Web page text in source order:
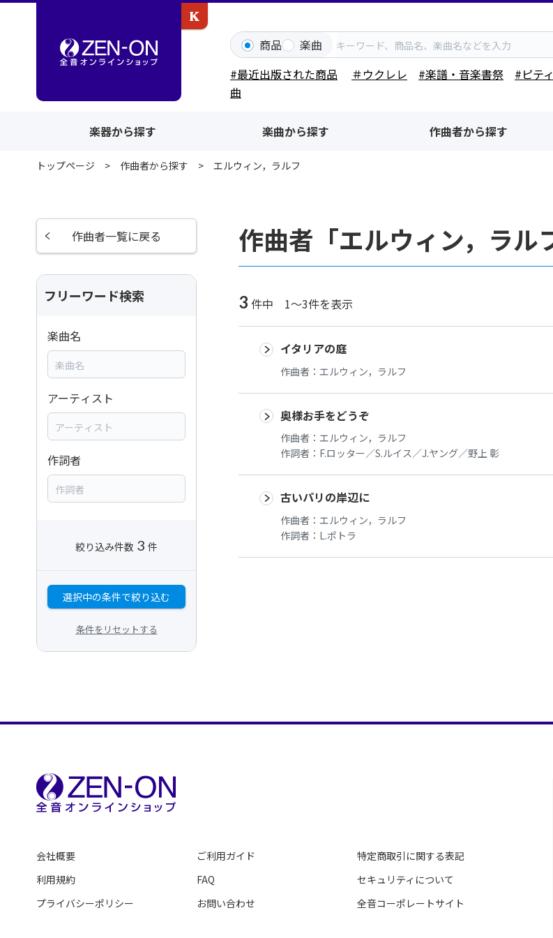
商品 楽曲
#最近出版された商品
＃ウクレレ #楽譜・音楽書祭
#ピテ
曲
楽器から探す 楽曲から探す 作曲者から探す
トップページ 作曲者から探す エルウィン，ラルフ
作曲者「エルウィン，ラ
3 件中 1～3件を表示
イタリアの庭
作曲者： エルウィン，ラルフ
奥様お手をどうぞ
作曲者： エルウィン，ラルフ
作詞者： F.ロッター／S.ルイス／J.ヤング／野上 彰
古いパリの岸辺に
作曲者： エルウィン，ラルフ
作詞者： L.ポトラ
作曲者一覧に戻る
フリーワード検索
楽曲名
アーティスト
作詞者
絞り込み件数 3 件
選択中の条件で絞り込む
条件をリセットする
会社概要
利用規約
プライバシーポリシー
ご利用ガイド
FAQ
お問い合わせ
特定商取引に関する表記
セキュリティについて
全音コーポレートサイト